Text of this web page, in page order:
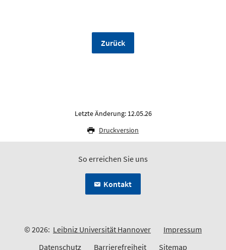
Zurück
Letzte Änderung: 12.05.26
Druckversion
So erreichen Sie uns
Kontakt
© 2026: Leibniz Universität Hannover
Impressum
Datenschutz
Barrierefreiheit Sitemap